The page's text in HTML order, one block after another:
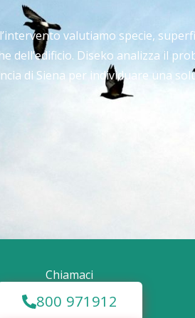
valutiamo specie,
dell’edificio. Diseko analizza il
di Siena per individuare una
Chiamaci
800 971912